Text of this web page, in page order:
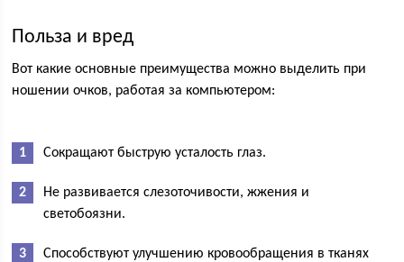
Польза и вред
Вот какие основные преимущества можно выделить при
ношении очков, работая за компьютером:
Сокращают быструю усталость глаз.
Не развивается слезоточивости, жжения и
светобоязни.
Способствуют улучшению кровообращения в тканях